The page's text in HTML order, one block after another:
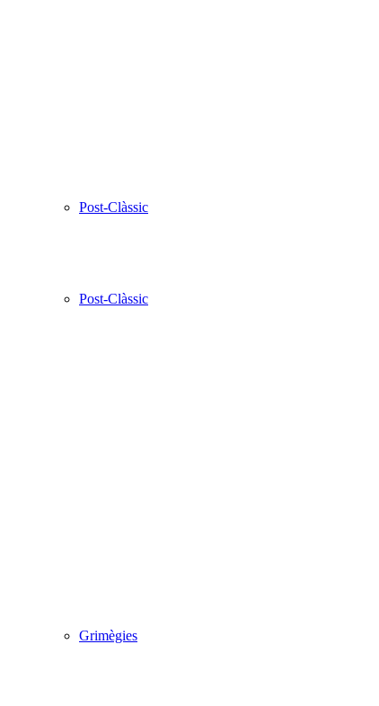
Post-Clàssic
Grimègies
Post-Clàssic